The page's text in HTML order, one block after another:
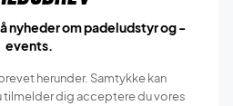
nyheder om padeludstyr og -
events.
herunder. Samtykke kan
dig acceptere du vores